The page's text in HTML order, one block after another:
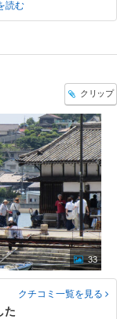
読む
クリップ
33
クチコミ一覧を見る
た